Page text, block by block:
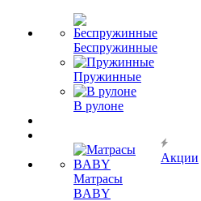
Беспружинные
Пружинные
В рулоне
Матрасы
BABY
Акции